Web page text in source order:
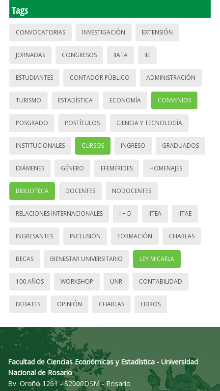
Tags
CONVOCATORIAS INVESTIGACIÓN EXTENSIÓN
JORNADAS CONGRESOS IIATA IIE
ESTUDIANTES CONTADOR PÚBLICO ADMINISTRACIÓN
TURISMO ESTADÍSTICA ECONOMÍA CONVENIOS
POSGRADO POSTÍTULOS CIENCIA Y TECNOLOGÍA
INSTITUCIONALES CURSOS INGRESO GRADUADOS
EXÁMENES GÉNERO EFEMÉRIDES HOMENAJES
BIBLIOTECA DOCENTES NODOCENTES
RELACIONES INTERNACIONALES I + D IITEA IITAE
INGRESANTES INCLUSIÓN FORMACIÓN CHARLAS
BECAS BIENESTAR UNIVERSITARIO LEY MICAELA
100 AÑOS WORKSHOP UNR CONTABILIDAD
DEBATES OPINIÓN CHARLAS LIBROS
Facultad de Ciencias Económicas y Estadística - Universidad
Nacional de Rosario
Bv. Oroño 1261 - S2000DSM - Rosario